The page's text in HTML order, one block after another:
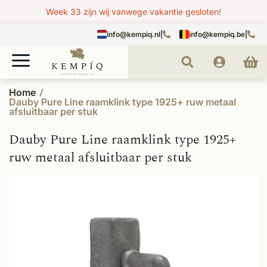
Week 33 zijn wij vanwege vakantie gesloten!
info@kempiq.nl info@kempiq.be
Home
Dauby Pure Line raamklink type 1925+ ruw metaal
afsluitbaar per stuk
Dauby Pure Line raamklink type 1925+
ruw metaal afsluitbaar per stuk